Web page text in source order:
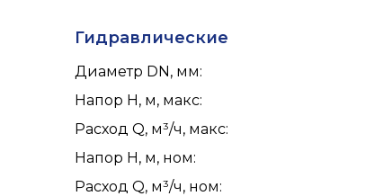
Гидравлические
Диаметр DN, мм:
Напор H, м, макс:
Расход Q, м³/ч, макс:
Напор H, м, ном:
Расход Q, м³/ч, ном: